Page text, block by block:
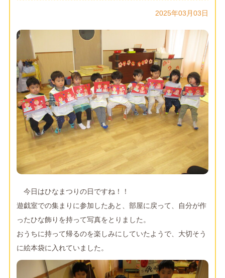
2025年03月03日
今日はひなまつりの日ですね！！
遊戯室での集まりに参加したあと、部屋に戻って、自分が作
ったひな飾りを持って写真をとりました。
おうちに持って帰るのを楽しみにしていたようで、大切そう
に絵本袋に入れていました。